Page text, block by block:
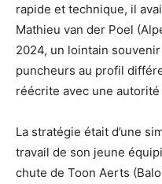
rapide et technique, il
Mathieu van der Poel
2024, un lointain
puncheurs au profil
réécrite avec une
La stratégie était d’une
travail de son jeune
chute de Toon Aerts